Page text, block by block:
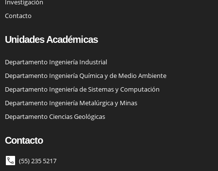
Investigación
Contacto
Unidades Académicas
Departamento Ingeniería Industrial
Departamento Ingeniería Química y de Medio Ambiente
Departamento Ingeniería de Sistemas y Computación
Departamento Ingeniería Metalúrgica y Minas
Departamento Ciencias Geológicas
Contacto
(55) 235 5217